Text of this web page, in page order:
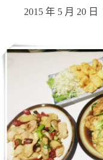
2015 年 5 月 20 日